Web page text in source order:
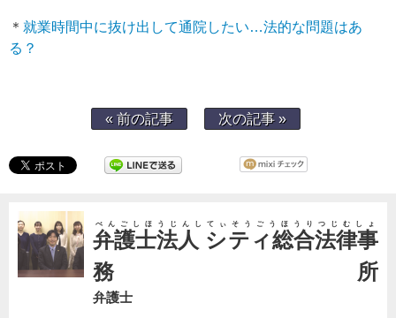
＊ 就業時間中に抜け出して通院したい…法的な問題はあ
る？
« 前の記事 次の記事 »
弁護士法人 シティ総合法律事
務所
べんごしほうじんしてぃそうごうほうりつじむしょ
弁護士